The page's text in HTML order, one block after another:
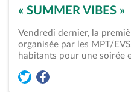
« SUMMER VIBES »
Vendredi dernier, la
organisée par les MPT/
habitants pour une soirée
Partager l'article « Stains-
Partager l'article «